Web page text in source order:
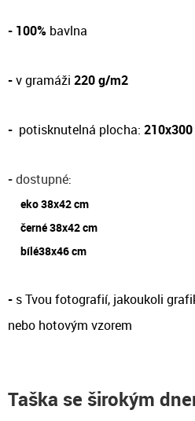
- 100% bavlna
-v gramáži 220 g/m2
- potisknutelná plocha:
-dostupné:
eko 38x42 cm
černé 38x42 cm
bílé38x46 cm
- s Tvou fotografií, jakoukoli
nebo hotovým vzorem
Taška se širokým